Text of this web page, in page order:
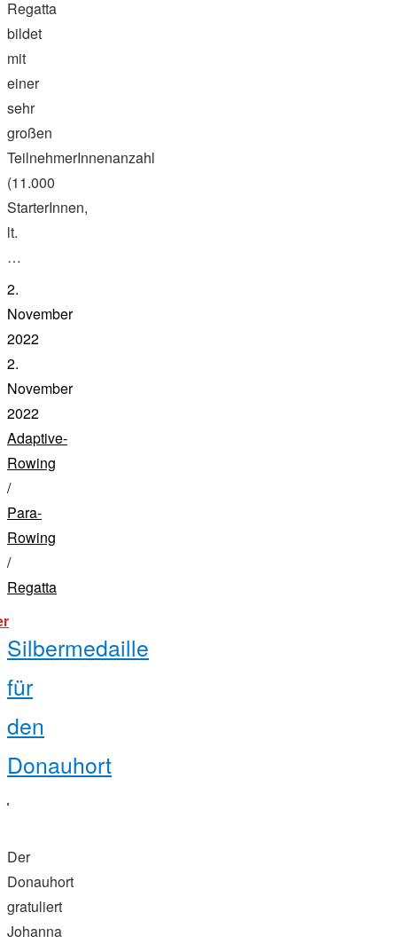
Regatta
bildet
mit
einer
sehr
großen
TeilnehmerInnenanzahl
(11.000
StarterInnen,
lt.
…
2.
November
2022
2.
November
2022
Adaptive-
Rowing
/
Para-
Rowing
/
Regatta
"head
of
the
charles,
2022"
Silbermedaille
für
den
Donauhort
Der
Donauhort
gratuliert
Johanna